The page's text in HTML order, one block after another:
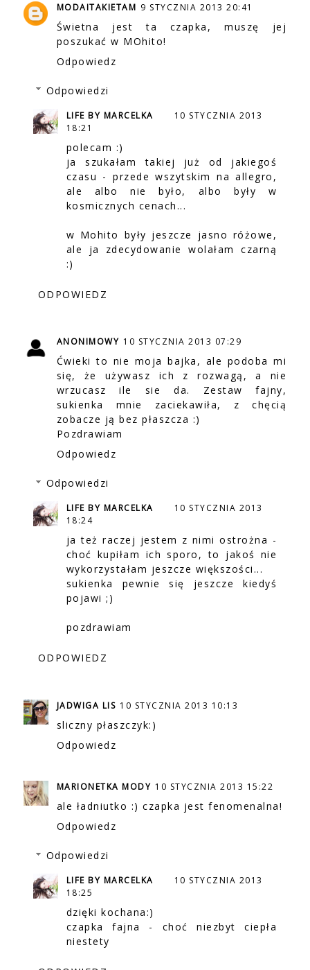
MODAITAKIETAM 9 STYCZNIA 2013 20:41
Świetna jest ta czapka, muszę jej
poszukać w MOhito!
Odpowiedz
Odpowiedzi
LIFE BY MARCELKA
10 STYCZNIA 2013
18:21
polecam :)
ja szukałam takiej już od jakiegoś
czasu - przede wszytskim na allegro,
ale albo nie było, albo były w
kosmicznych cenach...
w Mohito były jeszcze jasno różowe,
ale ja zdecydowanie wolałam czarną
:)
ODPOWIEDZ
ANONIMOWY 10 STYCZNIA 2013 07:29
Ćwieki to nie moja bajka, ale podoba mi
się, że używasz ich z rozwagą, a nie
wrzucasz ile sie da. Zestaw fajny,
sukienka mnie zaciekawiła, z chęcią
zobacze ją bez płaszcza :)
Pozdrawiam
Odpowiedz
Odpowiedzi
LIFE BY MARCELKA
10 STYCZNIA 2013
18:24
ja też raczej jestem z nimi ostrożna -
choć kupiłam ich sporo, to jakoś nie
wykorzystałam jeszcze większości...
sukienka pewnie się jeszcze kiedyś
pojawi ;)
pozdrawiam
ODPOWIEDZ
JADWIGA LIS 10 STYCZNIA 2013 10:13
sliczny płaszczyk:)
Odpowiedz
MARIONETKA MODY 10 STYCZNIA 2013 15:22
ale ładniutko :) czapka jest fenomenalna!
Odpowiedz
Odpowiedzi
LIFE BY MARCELKA
10 STYCZNIA 2013
18:25
dzięki kochana:)
czapka fajna - choć niezbyt ciepła
niestety